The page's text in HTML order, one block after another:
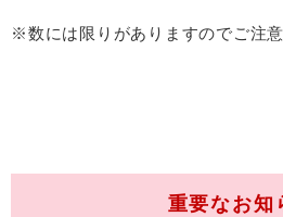
※数には限りがありますのでご注意
重要なお知